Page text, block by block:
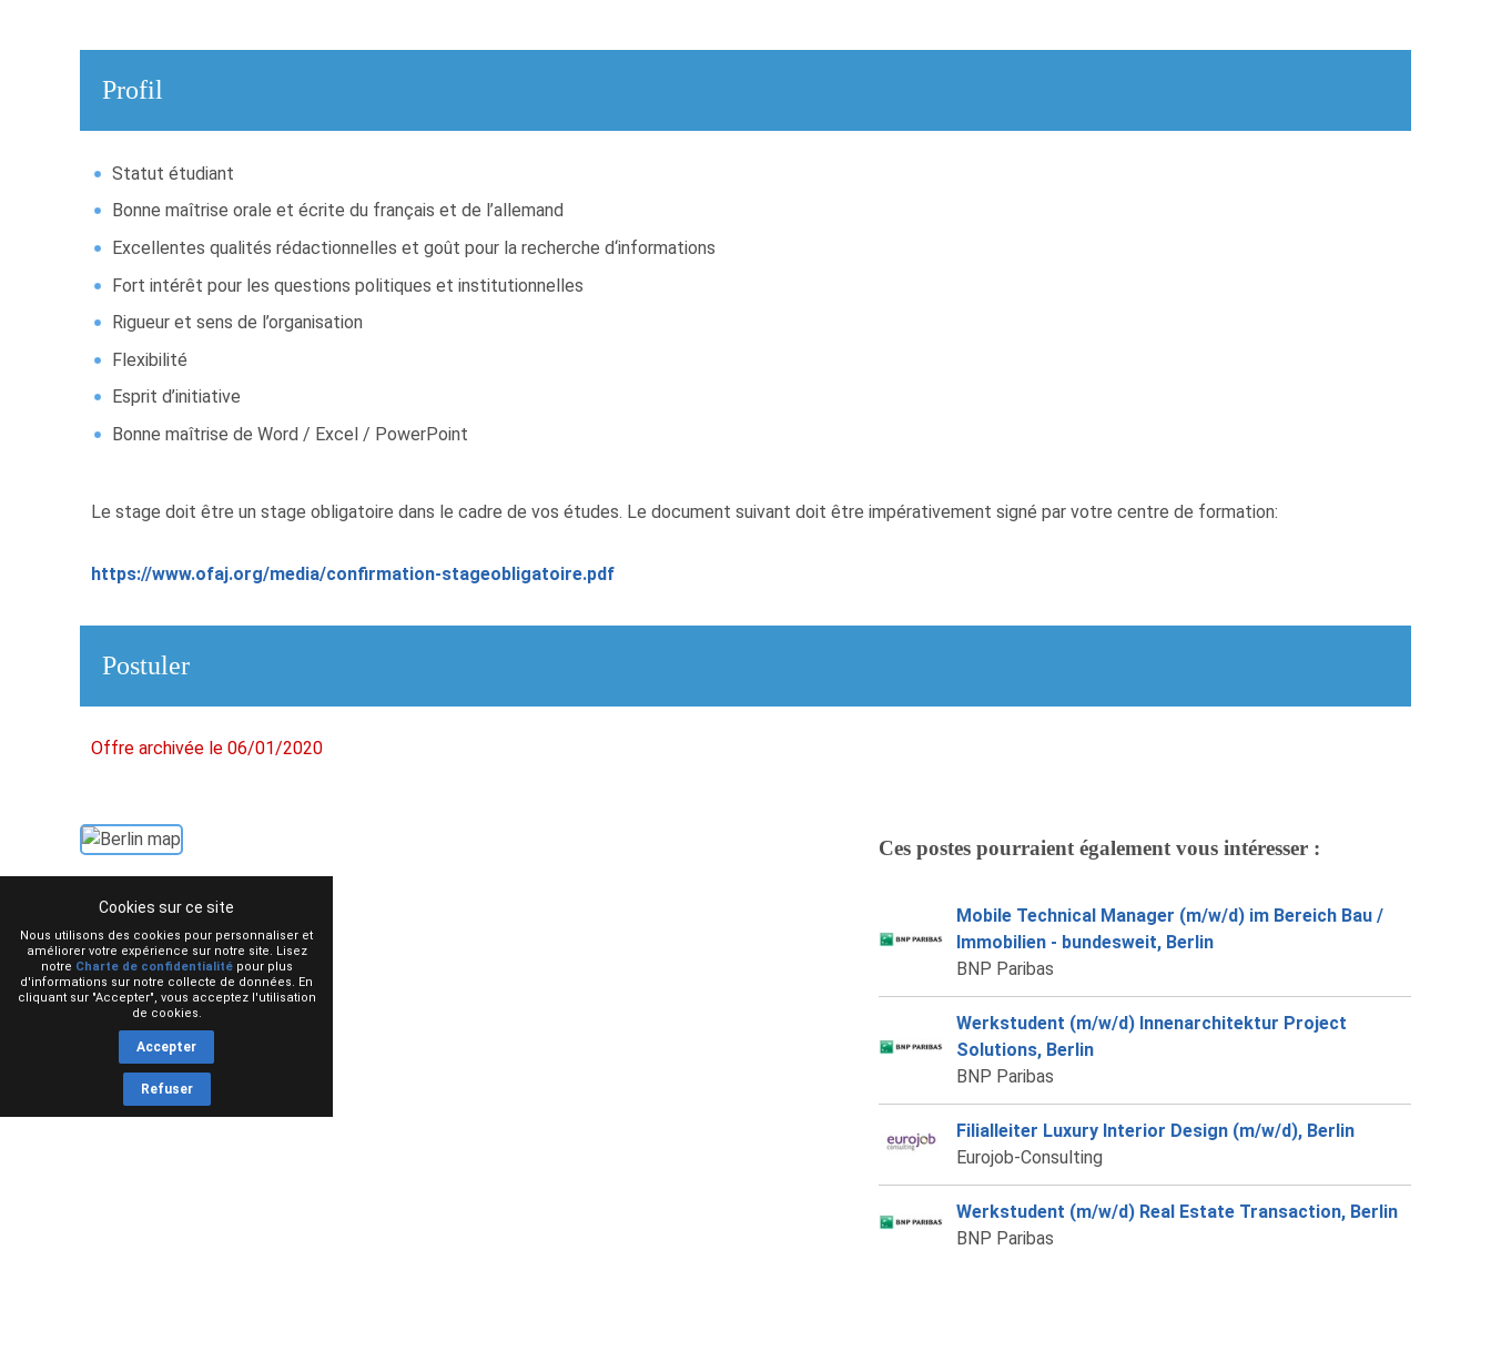
Profil
Statut étudiant
Bonne maîtrise orale et écrite du français et de l’allemand
Excellentes qualités rédactionnelles et goût pour la recherche d‘informations
Fort intérêt pour les questions politiques et institutionnelles
Rigueur et sens de l’organisation
Flexibilité
Esprit d’initiative
Bonne maîtrise de Word / Excel / PowerPoint
Le stage doit être un stage obligatoire dans le cadre de vos études. Le document suivant doit être impérativement signé par votre centre de formation:
https://www.ofaj.org/media/confirmation-stageobligatoire.pdf
Postuler
Offre archivée le 06/01/2020
Ces postes pourraient également vous intéresser :
Mobile Technical Manager (m/w/d) im Bereich Bau /
Immobilien - bundesweit, Berlin
BNP Paribas
Werkstudent (m/w/d) Innenarchitektur Project
Solutions, Berlin
BNP Paribas
Filialleiter Luxury Interior Design (m/w/d), Berlin
Eurojob-Consulting
Werkstudent (m/w/d) Real Estate Transaction, Berlin
BNP Paribas
Cookies sur ce site
Nous utilisons des cookies pour personnaliser et
améliorer votre expérience sur notre site. Lisez
notre Charte de confidentialitépour plus
d'informations sur notre collecte de données. En
cliquant sur "Accepter", vous acceptez l'utilisation
de cookies.
Accepter
Refuser